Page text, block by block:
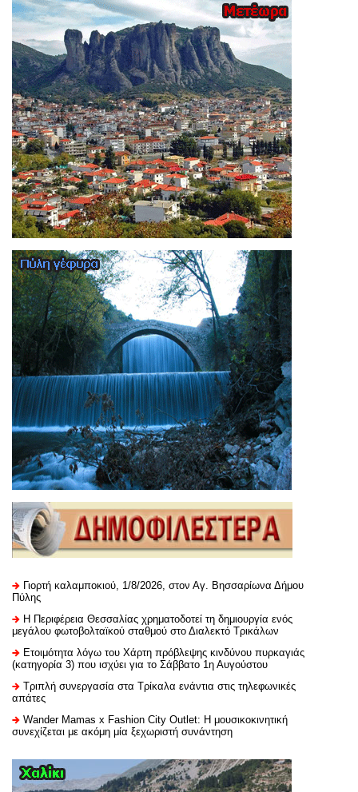
Γιορτή καλαμποκιού, 1/8/2026, στον Αγ. Βησσαρίωνα Δήμου
Πύλης
H Περιφέρεια Θεσσαλίας χρηματοδοτεί τη δημιουργία ενός
μεγάλου φωτοβολταϊκού σταθμού στο Διαλεκτό Τρικάλων
Ετοιμότητα λόγω του Χάρτη πρόβλεψης κινδύνου πυρκαγιάς
(κατηγορία 3) που ισχύει για το Σάββατο 1η Αυγούστου
Τριπλή συνεργασία στα Τρίκαλα ενάντια στις τηλεφωνικές
απάτες
Wander Mamas x Fashion City Outlet: Η μουσικοκινητική
συνεχίζεται με ακόμη μία ξεχωριστή συνάντηση